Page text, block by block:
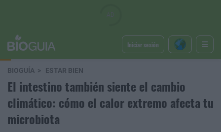
Iniciar sesión
BIOGUÍA ESTAR BIEN
El intestino también siente el cambio
climático: cómo el calor extremo afecta tu
microbiota